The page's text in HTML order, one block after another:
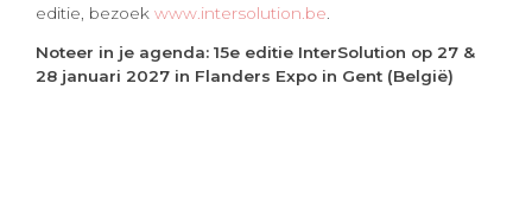
editie, bezoek www.intersolution.be
Noteer in je agenda: 15e editie InterSolution op 27 &
28 januari 2027 in Flanders Expo in Gent (België)